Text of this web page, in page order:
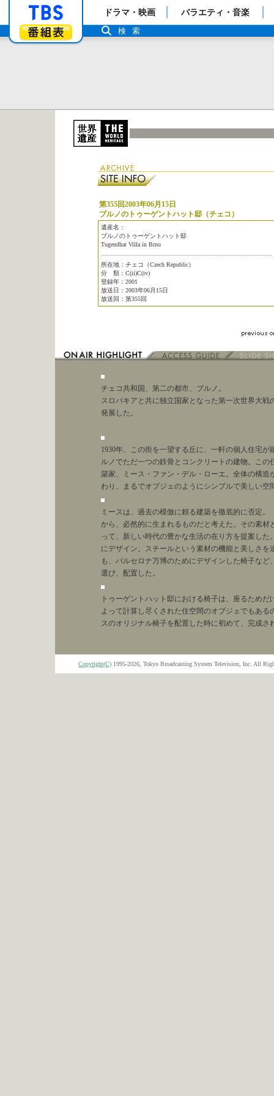
「TBSテレビ」トップページ
番組表
ドラマ・映画 バラエティ・音楽
検索
第355回2003年06月15日
ブルノのトゥーゲントハット邸（チェコ）
遺産名：
ブルノのトゥーゲントハット邸
Tugendhat Villa in Brno
所在地：チェコ（Czech Republic）
分 類：C(ii)C(iv)
登録年：2001
放送日：2003年06月15日
放送回：第355回
チェコ共和国、第二の都市、ブルノ。
スロバキアと共に独立国家となった第一次世界大
発展した。
1930年、この街を一望する丘に、一軒の個人住宅
ルノでただ一つの鉄骨とコンクリートの建物。この
築家、ミース・ファン・デル・ローエ。全体の構造
わり、まるでオブジェのようにシンプルで美しい空
ミースは、過去の模倣に頼る建築を徹底的に否定
から、必然的に生まれるものだと考えた。その素材
って、新しい時代の豊かな生活の在り方を提案し
にデザイン。スチールという素材の機能と美しさを
も、バルセロナ万博のためにデザインした椅子な
選び、配置した。
トゥーゲントハット邸における椅子は、座るため
よって計算し尽くされた住空間のオブジェでもあ
スのオリジナル椅子を配置した時に初めて、完成さ
Copyright(C) 1995-2026, Tokyo Broadcasting System Television, Inc. All